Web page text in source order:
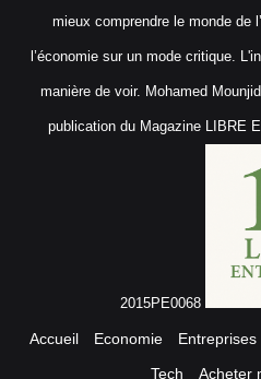
mieux comprendre le monde de
l’économie sur un mode critique.
manière de voir. Mohamed
publication du Magazine LIBRE
2015PE0068
Accueil Economie Entreprises
Tech
Acheter